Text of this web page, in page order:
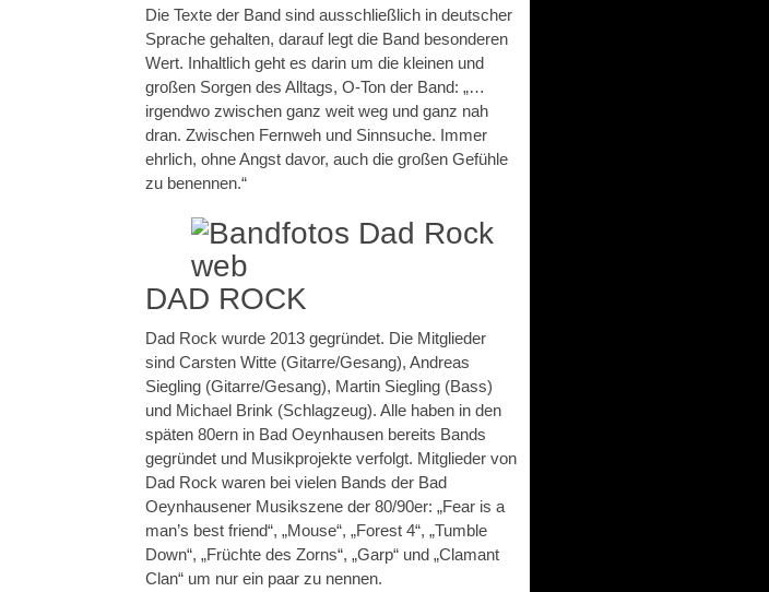
Die Texte der Band sind ausschließlich in deutscher
Sprache gehalten, darauf legt die Band besonderen
Wert. Inhaltlich geht es darin um die kleinen und
großen Sorgen des Alltags, O-Ton der Band: „…
irgendwo zwischen ganz weit weg und ganz nah
dran. Zwischen Fernweh und Sinnsuche. Immer
ehrlich, ohne Angst davor, auch die großen Gefühle
zu benennen.“
DAD ROCK
Dad Rock wurde 2013 gegründet. Die Mitglieder
sind Carsten Witte (Gitarre/Gesang), Andreas
Siegling (Gitarre/Gesang), Martin Siegling (Bass)
und Michael Brink (Schlagzeug). Alle haben in den
späten 80ern in Bad Oeynhausen bereits Bands
gegründet und Musikprojekte verfolgt. Mitglieder von
Dad Rock waren bei vielen Bands der Bad
Oeynhausener Musikszene der 80/90er: „Fear is a
man’s best friend“, „Mouse“, „Forest 4“, „Tumble
Down“, „Früchte des Zorns“, „Garp“ und „Clamant
Clan“ um nur ein paar zu nennen.